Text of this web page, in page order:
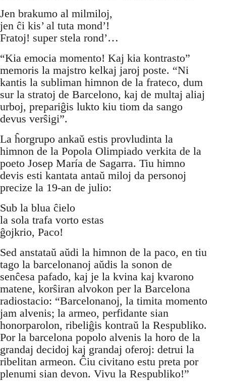
Jen brakumo al milmiloj,
jen ĉi kis’ al tuta mond’!
Fratoj! super stela rond’…
“Kia emocia momento! Kaj kia kontrasto”
memoris la majstro kelkaj jaroj poste. “Ni
kantis la subliman himnon de la frateco, dum
sur la stratoj de Barcelono, kaj de multaj aliaj
urboj, prepariĝis lukto kiu tiom da sango
devus verŝigi”.
La ĥorgrupo ankaŭ estis provludinta la
himnon de la Popola Olimpiado verkita de la
poeto Josep María de Sagarra. Tiu himno
devis esti kantata antaŭ miloj da personoj
precize la 19-an de julio:
Sub la blua ĉielo
la sola trafa vorto estas
ĝojkrio, Paco!
Sed anstataŭ aŭdi la himnon de la paco, en tiu
tago la barcelonanoj aŭdis la sonon de
senĉesa pafado, kaj je la kvina kaj kvarono
matene, korŝiran alvokon per la Barcelona
radiostacio: “Barcelonanoj, la timita momento
jam alvenis; la armeo, perfidante sian
honorparolon, ribeliĝis kontraŭ la Respubliko.
Por la barcelona popolo alvenis la horo de la
grandaj decidoj kaj grandaj oferoj: detrui la
ribelitan armeon. Ĉiu civitano estu preta por
plenumi sian devon. Vivu la Respubliko!”